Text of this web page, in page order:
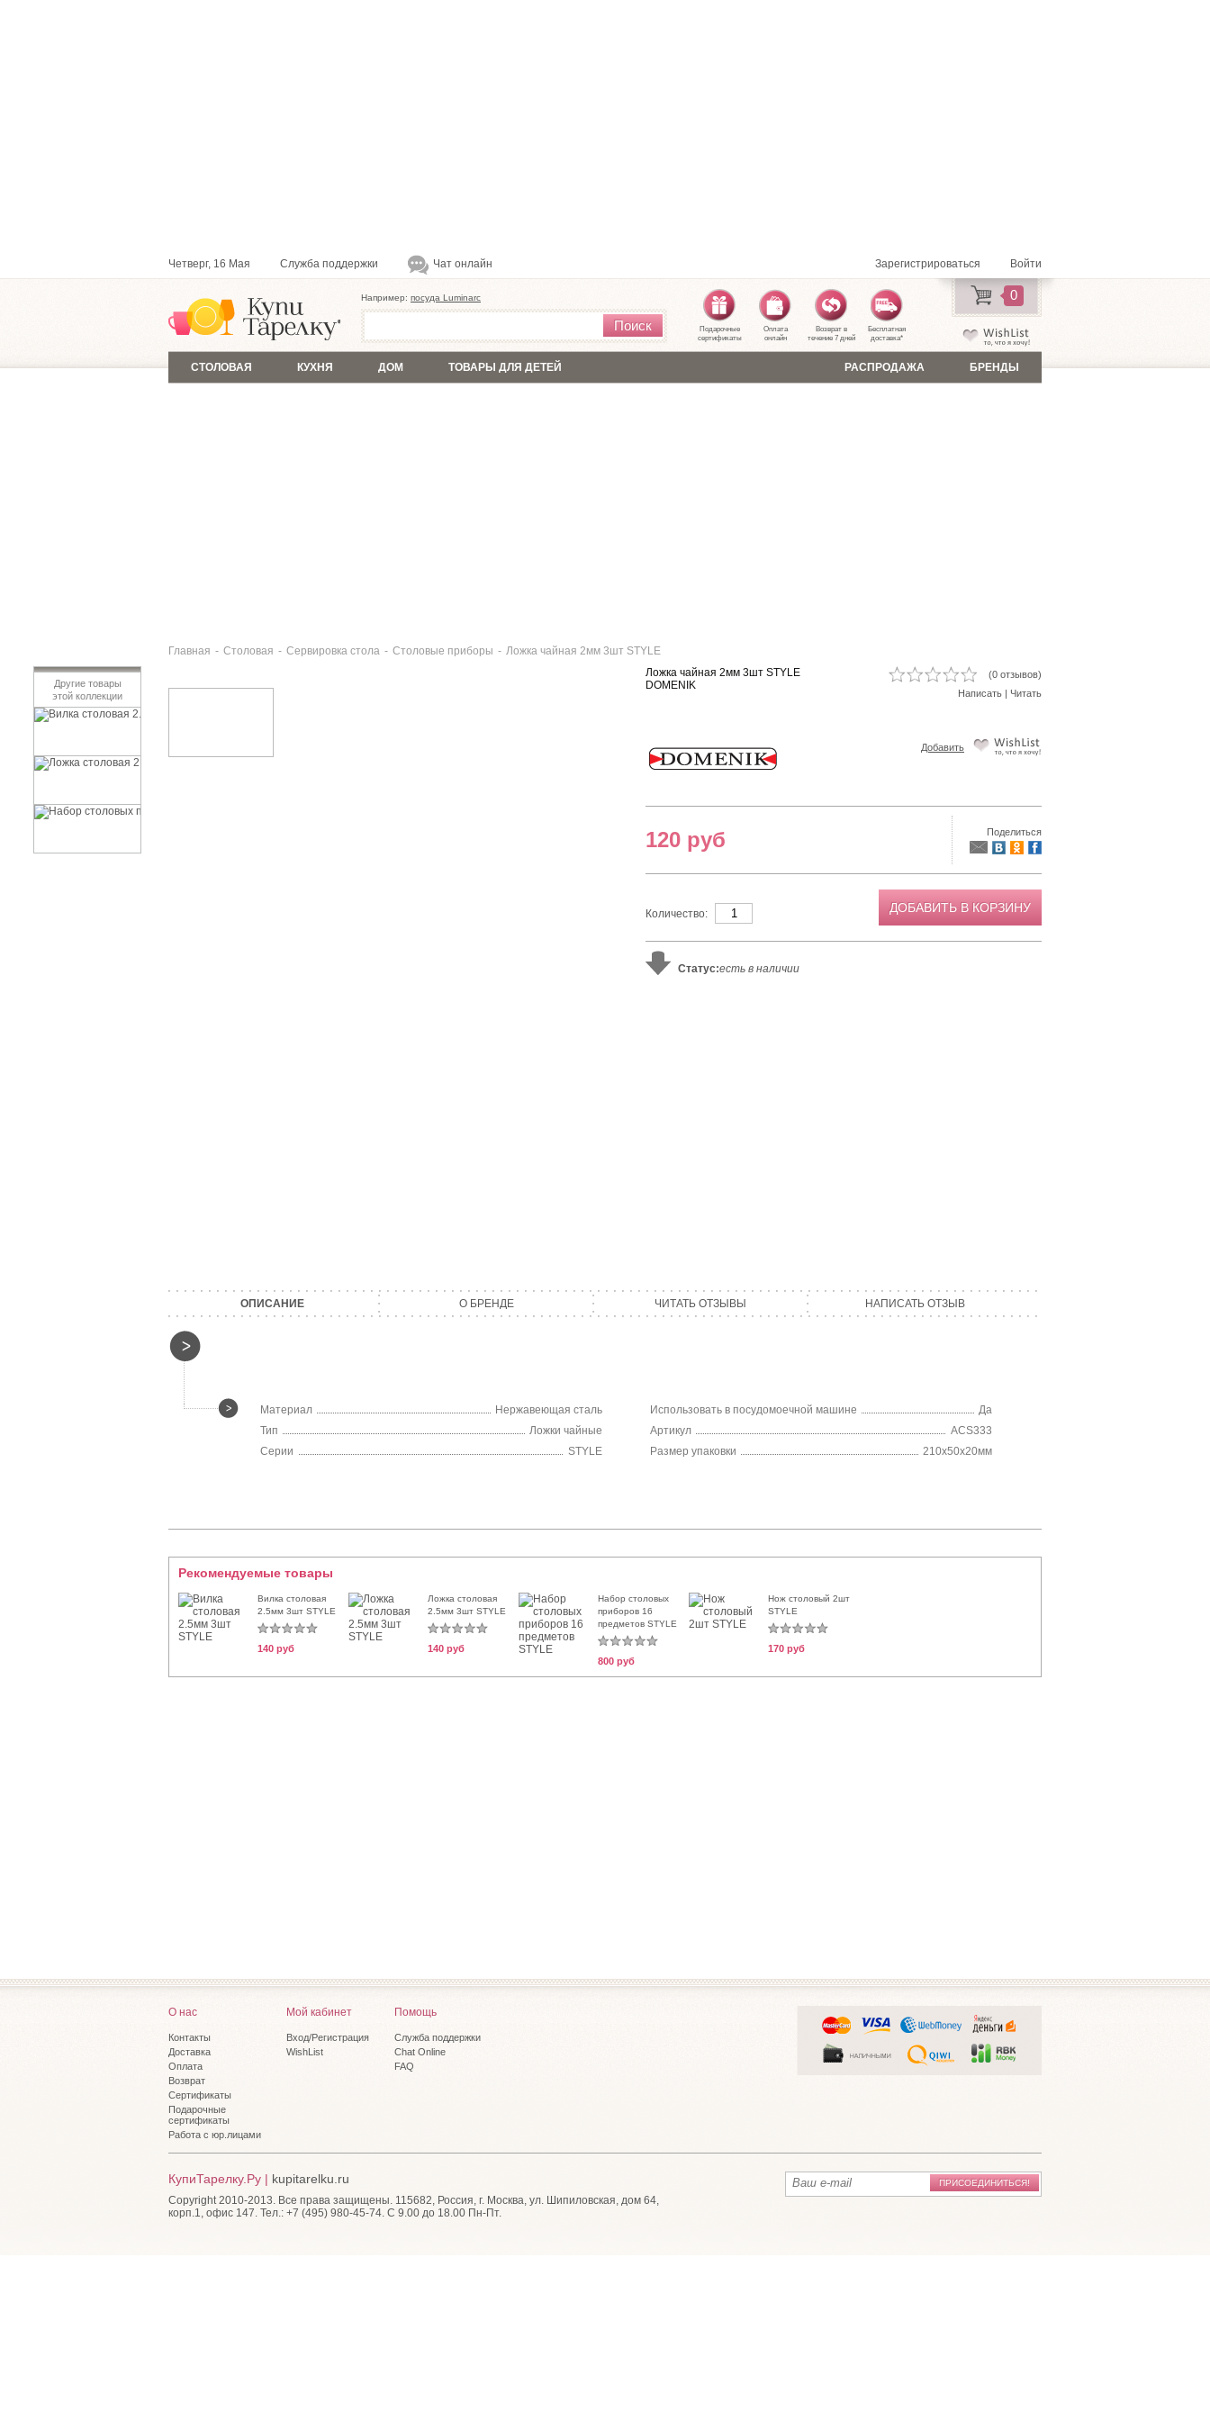
Четверг, 16 Мая Служба поддержки Чат онлайн Зарегистрироваться Войти
0
Например: посуда Luminarc
Поиск
Подарочные
сертификаты
Оплата
онлайн
Возврат в
течение 7 дней
Бесплатная
доставка*
СТОЛОВАЯ КУХНЯ ДОМ ТОВАРЫ ДЛЯ ДЕТЕЙ БРЕНДЫ
РАСПРОДАЖА
Главная - Столовая - Сервировка стола - Столовые приборы - Ложка чайная 2мм 3шт STYLE
Другие товары
этой коллекции
Ложка чайная 2мм 3шт STYLE
DOMENIK
(0 отзывов)
Написать | Читать
Добавить
120 руб Поделиться
Количество: ДОБАВИТЬ В КОРЗИНУ
Статус:есть в наличии
ОПИСАНИЕ О БРЕНДЕ ЧИТАТЬ ОТЗЫВЫ НАПИСАТЬ ОТЗЫВ
Материал Нержавеющая сталь Использовать в посудомоечной машине
Да
Тип
Ложки чайные Артикул
ACS333
Серии
STYLE Размер упаковки 210х50х20мм
Рекомендуемые товары
Вилка столовая
2.5мм 3шт STYLE
140 руб
Ложка столовая
2.5мм 3шт STYLE
140 руб
Набор столовых
приборов 16
предметов STYLE
800 руб
Нож столовый 2шт
STYLE
170 руб
О нас
Контакты
Доставка
Оплата
Возврат
Сертификаты
Подарочные
сертификаты
Работа с юр.лицами
Мой кабинет
Вход/Регистрация
WishList
Помощь
Служба поддержки
Chat Online
FAQ
ПРИСОЕДИНИТЬСЯ!
КупиТарелку.Ру | kupitarelku.ru
Copyright 2010-2013. Все права защищены. 115682, Россия, г. Москва, ул. Шипиловская, дом 64,
корп.1, офис 147. Тел.: +7 (495) 980-45-74. С 9.00 до 18.00 Пн-Пт.